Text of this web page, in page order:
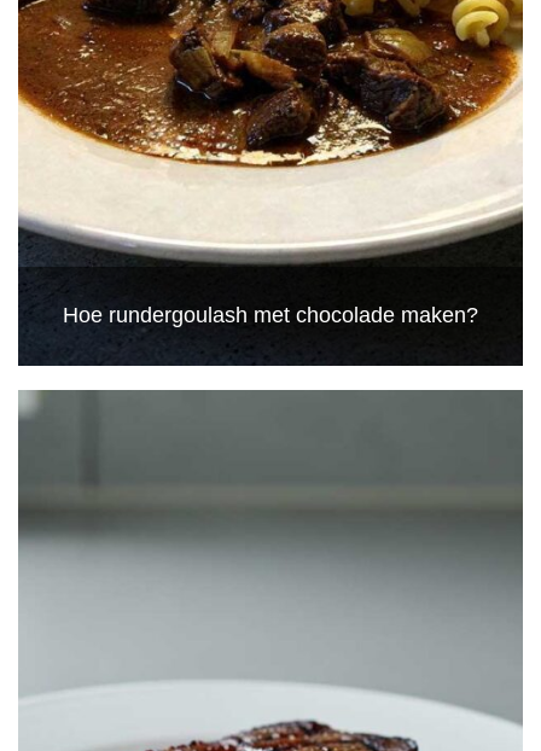
Hoe rundergoulash met chocolade maken?